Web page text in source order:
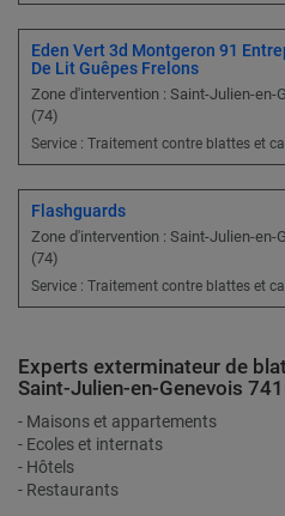
Eden Vert 3d Montgeron 91
De Lit Guêpes Frelons
Zone d'intervention : Saint-Julien-en-
(74)
Service : Traitement contre blattes et
Flashguards
Zone d'intervention : Saint-Julien-en-
(74)
Service : Traitement contre blattes et
Experts exterminateur de
Saint-Julien-en-Genevois
- Maisons et appartements
- Ecoles et internats
- Hôtels
- Restaurants